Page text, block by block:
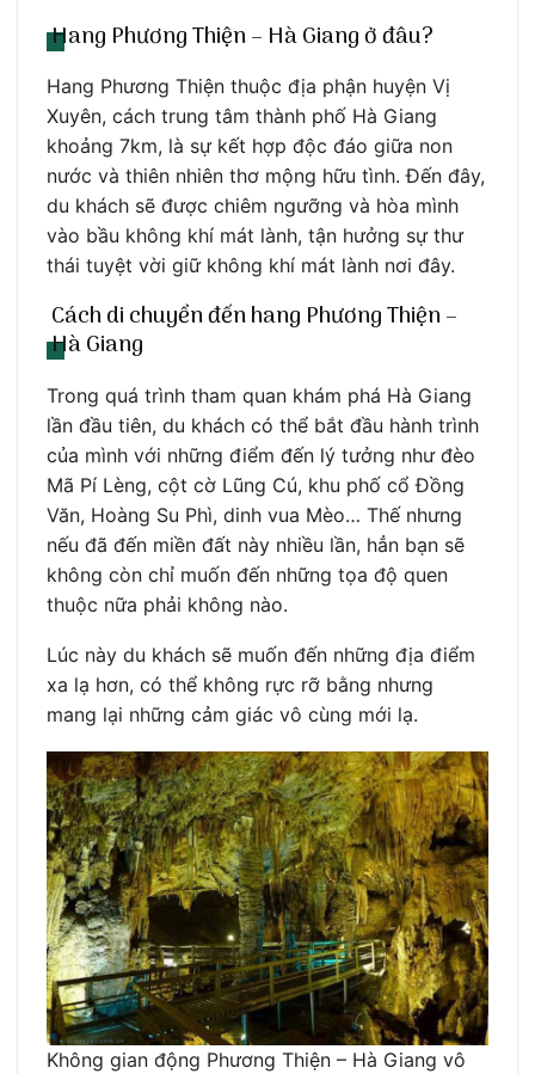
Hang Phương Thiện – Hà Giang ở đâu?
Hang Phương Thiện thuộc địa phận huyện Vị
Xuyên, cách trung tâm thành phố Hà Giang
khoảng 7km, là sự kết hợp độc đáo giữa non
nước và thiên nhiên thơ mộng hữu tình. Đến đây,
du khách sẽ được chiêm ngưỡng và hòa mình
vào bầu không khí mát lành, tận hưởng sự thư
thái tuyệt vời giữ không khí mát lành nơi đây.
Cách di chuyển đến hang Phương Thiện –
Hà Giang
Trong quá trình tham quan khám phá Hà Giang
lần đầu tiên, du khách có thể bắt đầu hành trình
của mình với những điểm đến lý tưởng như đèo
Mã Pí Lèng, cột cờ Lũng Cú, khu phố cổ Đồng
Văn, Hoàng Su Phì, dinh vua Mèo… Thế nhưng
nếu đã đến miền đất này nhiều lần, hẳn bạn sẽ
không còn chỉ muốn đến những tọa độ quen
thuộc nữa phải không nào.
Lúc này du khách sẽ muốn đến những địa điểm
xa lạ hơn, có thể không rực rỡ bằng nhưng
mang lại những cảm giác vô cùng mới lạ.
Không gian động Phương Thiện – Hà Giang vô